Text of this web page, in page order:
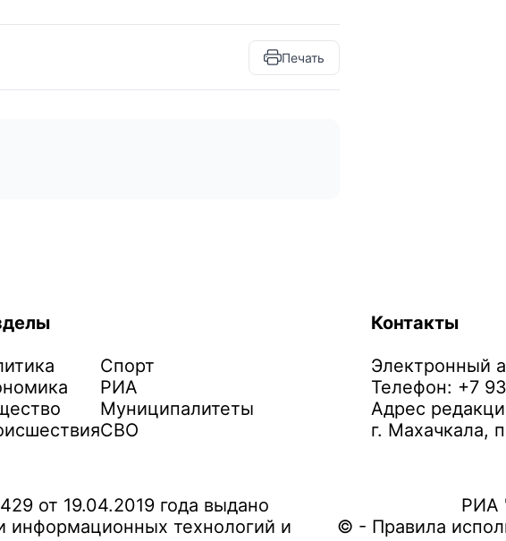
Печать
Спорт
РИА
Муниципалитеты
СВО
Контакты
Электронный
Телефон: +7
Адрес
г. Махачкала,
от 19.04.2019 года выдано
информационных технологий и
РИА
© - Правила